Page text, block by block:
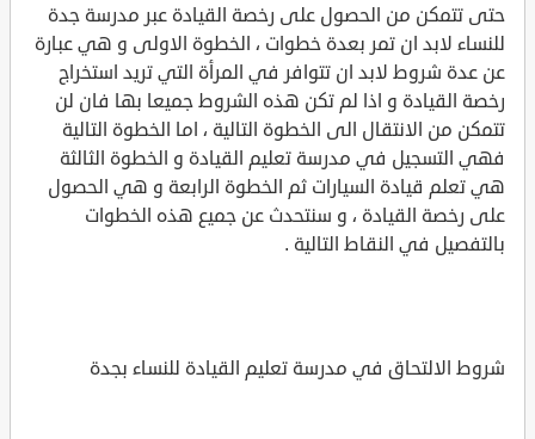
حتى تتمكن من الحصول على رخصة القيادة عبر مدرسة جدة
للنساء لابد ان تمر بعدة خطوات ، الخطوة الاولى و هي عبارة
عن عدة شروط لابد ان تتوافر في المرأة التي تريد استخراج
رخصة القيادة و اذا لم تكن هذه الشروط جميعا بها فان لن
تتمكن من الانتقال الى الخطوة التالية ، اما الخطوة التالية
فهي التسجيل في مدرسة تعليم القيادة و الخطوة الثالثة
هي تعلم قيادة السيارات ثم الخطوة الرابعة و هي الحصول
على رخصة القيادة ، و سنتحدث عن جميع هذه الخطوات
بالتفصيل في النقاط التالية .
شروط الالتحاق في مدرسة تعليم القيادة للنساء بجدة